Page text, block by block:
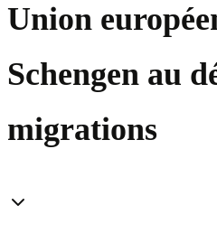
Union
Schengen au
migrations